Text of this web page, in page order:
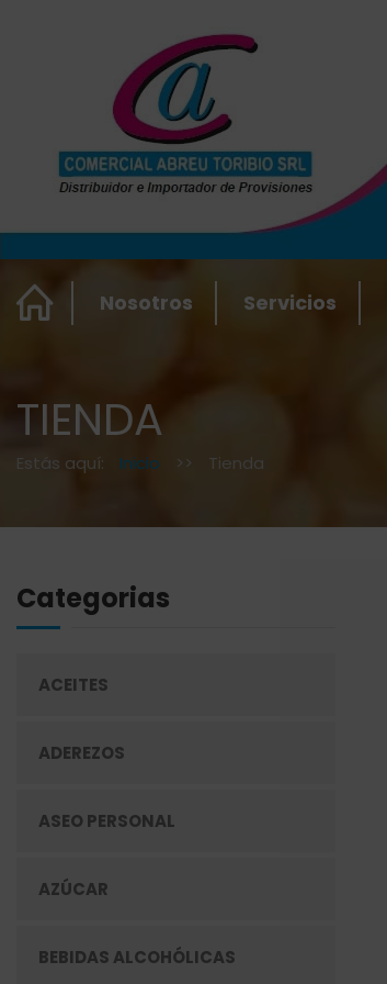
Nosotros Servicios
TIENDA
Estás aquí: Inicio >> Tienda
Categorias
ACEITES
ADEREZOS
ASEO PERSONAL
AZÚCAR
BEBIDAS ALCOHÓLICAS